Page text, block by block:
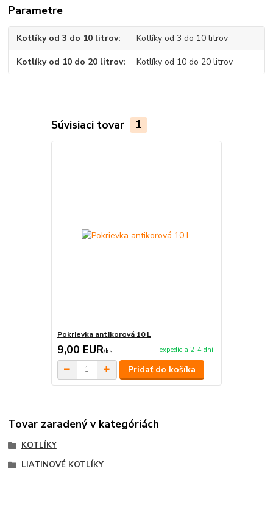
Parametre
Kotlíky od 3 do 10 litrov Kotlíky od 3 do 10 litrov
Kotlíky od 10 do 20 litrov Kotlíky od 10 do 20 litrov
Súvisiaci tovar 1
Pokrievka antikorová 10 L
9,00 EUR/ks expedícia 2-4 dní
Pridať do košíka
Tovar zaradený v kategóriách
KOTLÍKY
LIATINOVÉ KOTLÍKY